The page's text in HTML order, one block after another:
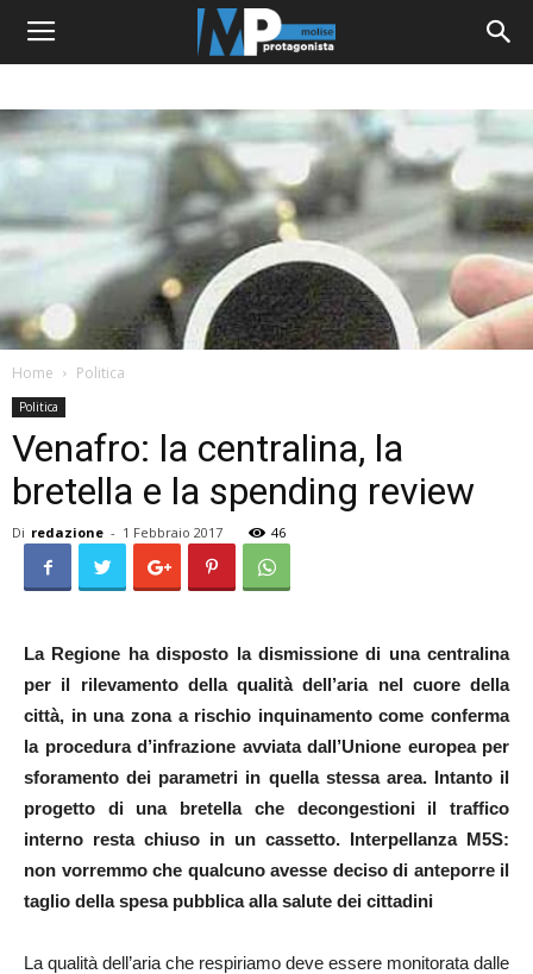
Home Politica
Politica
Venafro: la centralina, la
bretella e la spending review
Di redazione - 1 Febbraio 2017 46
La Regione ha disposto la dismissione di una centralina
per il rilevamento della qualità dell’aria nel cuore della
città, in una zona a rischio inquinamento come conferma
la procedura d’infrazione avviata dall’Unione europea per
sforamento dei parametri in quella stessa area. Intanto il
progetto di una bretella che decongestioni il traffico
interno resta chiuso in un cassetto. Interpellanza M5S:
non vorremmo che qualcuno avesse deciso di anteporre il
taglio della spesa pubblica alla salute dei cittadini
La qualità dell’aria che respiriamo deve essere monitorata dalle